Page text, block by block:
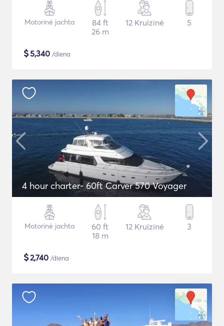
Motorinė jachta
84 ft
26 m
12 Kruizinė 5
$5,340 /diena
4 hour charter- 60ft Carver 570 Voyager
Motorinė jachta
60 ft
18 m
12 Kruizinė 3
$2,740 /diena